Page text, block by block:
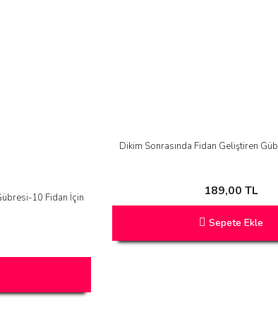
10 Fidan İçin
Dikim Sonrasında Fidan Geliştiren
189,00 TL
Sepete Ekle